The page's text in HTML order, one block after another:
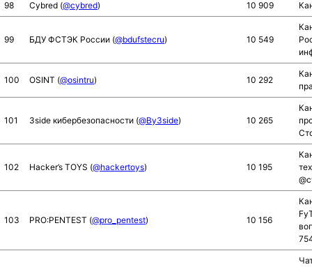
98 Cybred (@cybred) 10 909
99 БДУ ФСТЭК России (@bdufstecru) 10 549
100 OSINT (@osintru) 10 292
101 3side кибербезопасности (@By3side) 10 265
102 Hacker’s TOYS (@hackertoys) 10 195
103 PRO:PENTEST (@pro_pentest) 10 156